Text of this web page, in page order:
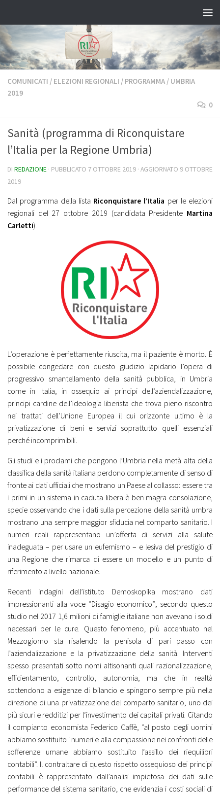
COMUNICATI / ELEZIONI REGIONALI / PROGRAMMA / UMBRIA
2019
0
Sanità (programma di Riconquistare
l’Italia per la Regione Umbria)
DI REDAZIONE · PUBBLICATO 7 OTTOBRE 2019 · AGGIORNATO 9 OTTOBRE
2019
Dal programma della lista Riconquistare l’Italia per le elezioni
regionali del 27 ottobre 2019 (candidata Presidente Martina
Carletti).
L’operazione è perfettamente riuscita, ma il paziente è morto. È
possibile congedare con questo giudizio lapidario l’opera di
progressivo smantellamento della sanità pubblica, in Umbria
come in Italia, in ossequio ai principi dell’aziendalizzazione,
principi cardine dell’ideologia liberista che trova pieno riscontro
nei trattati dell’Unione Europea il cui orizzonte ultimo è la
privatizzazione di beni e servizi soprattutto quelli essenziali
perché incomprimibili.
Gli studi e i proclami che pongono l’Umbria nella metà alta della
classifica della sanità italiana perdono completamente di senso di
fronte ai dati ufficiali che mostrano un Paese al collasso: essere tra
i primi in un sistema in caduta libera è ben magra consolazione,
specie osservando che i dati sulla percezione della sanità umbra
mostrano una sempre maggior sfiducia nel comparto sanitario. I
numeri reali rappresentano un’offerta di servizi alla salute
inadeguata – per usare un eufemismo – e lesiva del prestigio di
una Regione che rimarca di essere un modello e un punto di
riferimento a livello nazionale.
Recenti indagini dell’istituto Demoskopika mostrano dati
impressionanti alla voce “Disagio economico”; secondo questo
studio nel 2017 1,6 milioni di famiglie italiane non avevano i soldi
necessari per le cure. Questo fenomeno, più accentuato nel
Mezzogiorno sta risalendo la penisola di pari passo con
l’aziendalizzazione e la privatizzazione della sanità. Interventi
spesso presentati sotto nomi altisonanti quali razionalizzazione,
efficientamento, controllo, autonomia, ma che in realtà
sottendono a esigenze di bilancio e spingono sempre più nella
direzione di una privatizzazione del comparto sanitario, uno dei
più sicuri e redditizi per l’investimento dei capitali privati. Citando
il compianto economista Federico Caffè, “al posto degli uomini
abbiamo sostituito i numeri e alla compassione nei confronti delle
sofferenze umane abbiamo sostituito l’assillo dei riequilibri
contabili”. Il contraltare di questo rispetto ossequioso dei principi
contabili è rappresentato dall’analisi impietosa dei dati sulle
performance del sistema sanitario, che evidenzia i costi sociali di